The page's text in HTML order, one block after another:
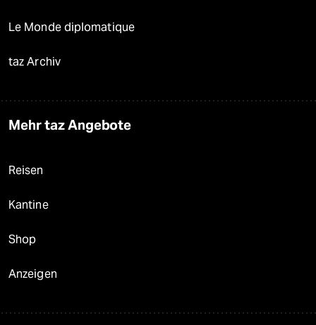
Le Monde diplomatique
taz Archiv
Mehr taz Angebote
Reisen
Kantine
Shop
Anzeigen